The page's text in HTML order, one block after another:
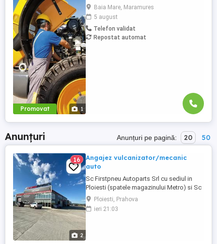
Promovat 1
unei companii din sectorul utilajelor de
constructii, într-un proiect interesant și cu
potențial mare de dezvoltare
profesională. Responsabilități:
Diagnosticarea și efectuarea lucrărilor de
Baia Mare, Maramures
5 august
Telefon validat
Repostat automat
Anunțuri Anunțuri pe pagină: 20 50
2
16
Angajez vulcanizator/mecanic
auto
Sc Firstpneu Autoparts Srl cu sediul in
Ploiesti (spatele magazinului Metro) si Sc
. Scapan Prod Com srl din Boldesti Scaeni
caută vulcanizator/ mecanic auto turisme
cu experienta. Experienta: reprezinta
Ploiesti, Prahova
ieri 21:03